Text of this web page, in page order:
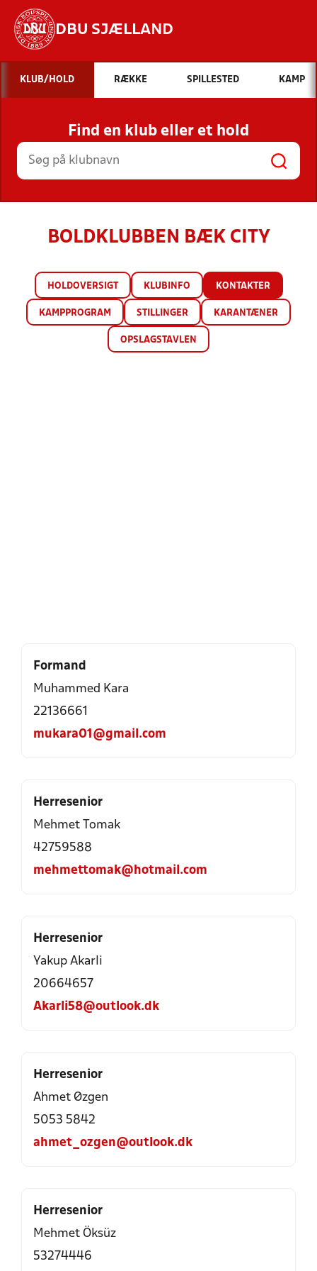
DBU SJÆLLAND
Hvad vil du søge efter?
INDHOLD OG NYHEDER
STILLINGER, RESULTATER, KLUBBER OG
HOLD
KLUB/HOLD RÆKKE SPILLESTED KAMP
Find en klub eller et hold
BOLDKLUBBEN BÆK CITY
HOLDOVERSIGT KLUBINFO KONTAKTER
KAMPPROGRAM STILLINGER KARANTÆNER
OPSLAGSTAVLEN
Formand
Muhammed Kara
22136661
mukara01@gmail.com
Herresenior
Mehmet Tomak
42759588
mehmettomak@hotmail.com
Herresenior
Yakup Akarli
20664657
Akarli58@outlook.dk
Herresenior
Ahmet Øzgen
5053 5842
ahmet_ozgen@outlook.dk
Herresenior
Mehmet Öksüz
53274446